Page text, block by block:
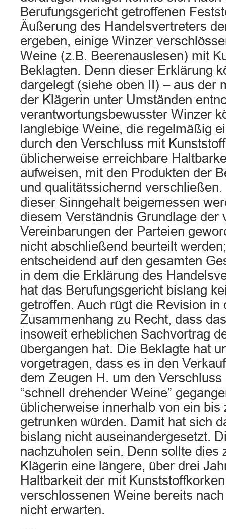
Berufungsgericht getroffenen
Äußerung des Handelsvertreters
ergeben, einige Winzer
Weine (z.B. Beerenauslesen) mit
Beklagten. Denn dieser Erklärung
dargelegt (siehe oben II) – aus der
der Klägerin unter Umständen
verantwortungsbewusster Winzer
langlebige Weine, die regelmäßig
durch den Verschluss mit
üblicherweise erreichbare
aufweisen, mit den Produkten der
und qualitätssichernd
dieser Sinngehalt beigemessen
diesem Verständnis Grundlage der
Vereinbarungen der Parteien
nicht abschließend beurteilt
entscheidend auf den gesamten
in dem die Erklärung des
hat das Berufungsgericht bislang
getroffen. Auch rügt die Revision in
Zusammenhang zu Recht, dass
insoweit erheblichen Sachvortrag
übergangen hat. Die Beklagte hat
vorgetragen, dass es in den
dem Zeugen H. um den Verschluss
“schnell drehender Weine”
üblicherweise innerhalb von ein bis
getrunken würden. Damit hat sich
bislang nicht auseinandergesetzt.
nachzuholen sein. Denn sollte dies
Klägerin eine längere, über drei
Haltbarkeit der mit
verschlossenen Weine bereits
nicht erwarten.